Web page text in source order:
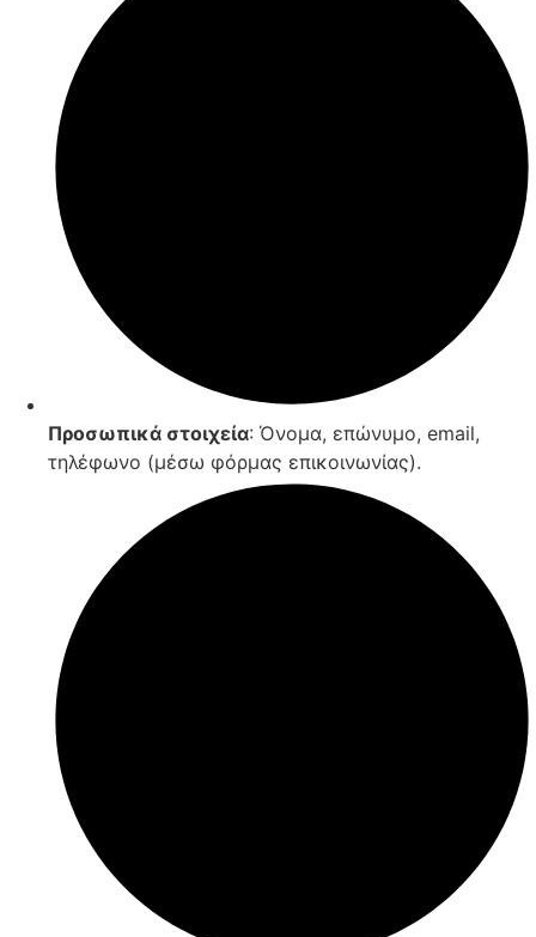
Προσωπικά στοιχεία: Όνομα, επώνυμο, email,
τηλέφωνο (μέσω φόρμας επικοινωνίας).